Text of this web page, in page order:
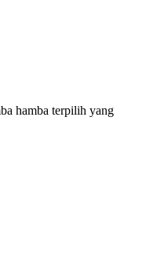
hamba terpilih yang